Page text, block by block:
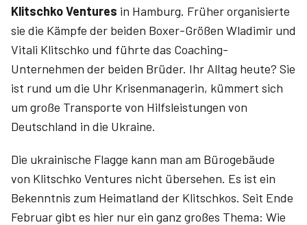
Klitschko Ventures in Hamburg. Früher organisierte
sie die Kämpfe der beiden Boxer-Größen Wladimir und
Vitali Klitschko und führte das Coaching-
Unternehmen der beiden Brüder. Ihr Alltag heute? Sie
ist rund um die Uhr Krisenmanagerin, kümmert sich
um große Transporte von Hilfsleistungen von
Deutschland in die Ukraine.
Die ukrainische Flagge kann man am Bürogebäude
von Klitschko Ventures nicht übersehen. Es ist ein
Bekenntnis zum Heimatland der Klitschkos. Seit Ende
Februar gibt es hier nur ein ganz großes Thema: Wie